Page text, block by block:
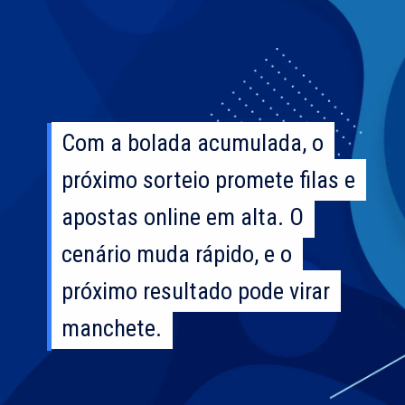
Com a bolada acumulada, o
próximo sorteio promete filas e
apostas online em alta. O
cenário muda rápido, e o
próximo resultado pode virar
manchete.
Com a bolada acumulada, o
próximo sorteio promete filas e
apostas online em alta. O
cenário muda rápido, e o
próximo resultado pode virar
manchete.